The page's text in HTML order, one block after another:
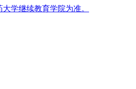
学继续教育学院为准。